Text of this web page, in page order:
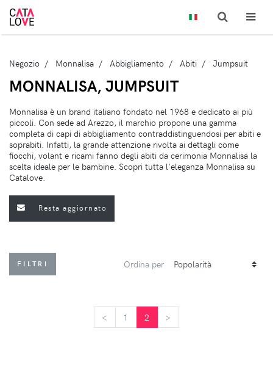
Negozio Monnalisa Abbigliamento Abiti Jumpsuit
MONNALISA, JUMPSUIT
Monnalisa è un brand italiano fondato nel 1968 e dedicato ai più
piccoli. Con sede ad Arezzo, il marchio propone una gamma
completa di capi di abbigliamento contraddistinguendosi per abiti e
soprabiti. Infatti, la grande attenzione rivolta ai dettagli come
fiocchi, volant e ricami fanno degli abiti da cerimonia Monnalisa la
scelta ideale per le bambine. Scopri tutta l'eleganza Monnalisa su
Catalove.
Resta aggiornato
FILTRI Ordina per
< 1 2 >